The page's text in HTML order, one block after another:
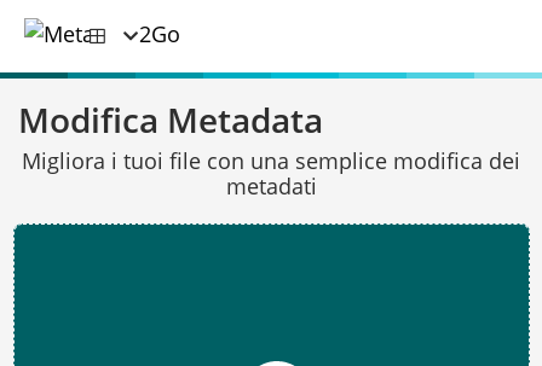
Modifica Metadata
Migliora i tuoi file con una semplice modifica dei
metadati